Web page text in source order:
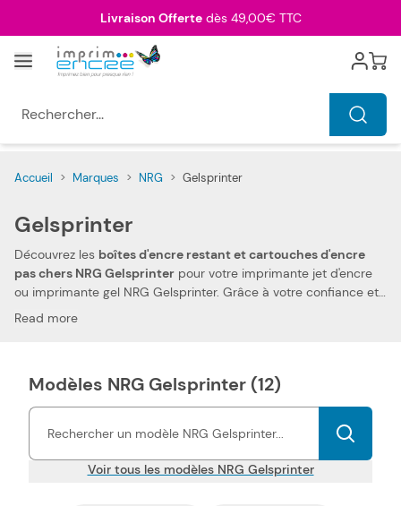
Livraison Offertedès 49,00€ TTC
Menu Cart
Accueil > Marques > NRG > Gelsprinter
Gelsprinter
Découvrez les boîtes d'encre restant et cartouches d'encre
pas chers NRG Gelsprinter pour votre imprimante jet d'encre
ou imprimante gel NRG Gelsprinter. Grâce à votre confiance et
votre fidélité, nous pouvons aujourd'hui vous offrir
permettent d'imprimer tous types de documents, à des prix
très économiques.La compatibilité de nos toners et
cartouches d'encre Gelsprinter pas chers est garantiepar
une certification ISO, tout comme la fiabilité.
Read more
Modèles NRG Gelsprinter (12)
Voir tous les modèles NRG Gelsprinter